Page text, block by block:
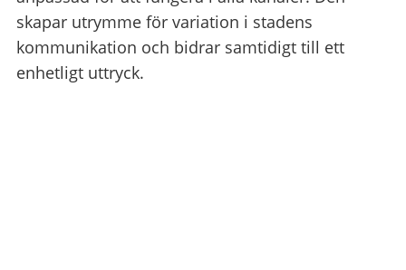
skapar utrymme för variation i stadens
kommunikation och bidrar samtidigt till ett
enhetligt uttryck.